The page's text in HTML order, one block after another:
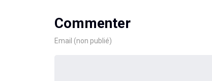
Commenter
Email (non publié)